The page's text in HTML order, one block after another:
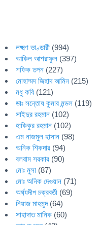
লক্ষ্মণ ভাণ্ডারী (994)
আকিল আশরাফুল (397)
শফিক তপন (227)
মোহাম্মদ জিহাদ আমিন (215)
মধু কবি (121)
ডাঃ সন্তোষ কুমার মন্ডল (119)
সাইদুর রহমান (102)
হাকিকুর রহমান (102)
এম নাজমুল হাসান (98)
অনিক শিকদার (94)
বলরাম সরকার (90)
মোঃ মুসা (87)
মোঃ অনিক দেওয়ান (71)
অর্ঘ্যদীপ চক্রবর্তী (69)
নিয়াজ মাহমুদ(64)
সাহাদাত মানিক (60)